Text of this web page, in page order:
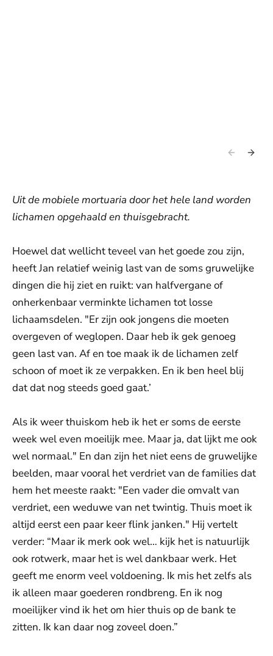
Uit de mobiele mortuaria door het hele land worden
lichamen opgehaald en thuisgebracht.
Hoewel dat wellicht teveel van het goede zou zijn,
heeft Jan relatief weinig last van de soms gruwelijke
dingen die hij ziet en ruikt: van halfvergane of
onherkenbaar verminkte lichamen tot losse
lichaamsdelen. "Er zijn ook jongens die moeten
overgeven of weglopen. Daar heb ik gek genoeg
geen last van. Af en toe maak ik de lichamen zelf
schoon of moet ik ze verpakken. En ik ben heel blij
dat dat nog steeds goed gaat.’
Als ik weer thuiskom heb ik het er soms de eerste
week wel even moeilijk mee. Maar ja, dat lijkt me ook
wel normaal." En dan zijn het niet eens de gruwelijke
beelden, maar vooral het verdriet van de families dat
hem het meeste raakt: "Een vader die omvalt van
verdriet, een weduwe van net twintig. Thuis moet ik
altijd eerst een paar keer flink janken." Hij vertelt
verder: “Maar ik merk ook wel… kijk het is natuurlijk
ook rotwerk, maar het is wel dankbaar werk. Het
geeft me enorm veel voldoening. Ik mis het zelfs als
ik alleen maar goederen rondbreng. En ik nog
moeilijker vind ik het om hier thuis op de bank te
zitten. Ik kan daar nog zoveel doen.”